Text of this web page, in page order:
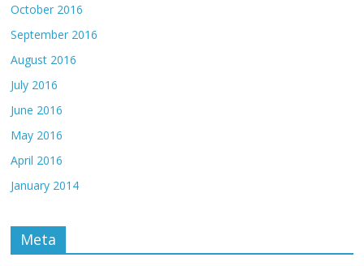
October 2016
September 2016
August 2016
July 2016
June 2016
May 2016
April 2016
January 2014
Meta